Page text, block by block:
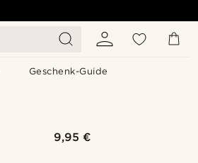
Geschenk-Guide
9,95 €